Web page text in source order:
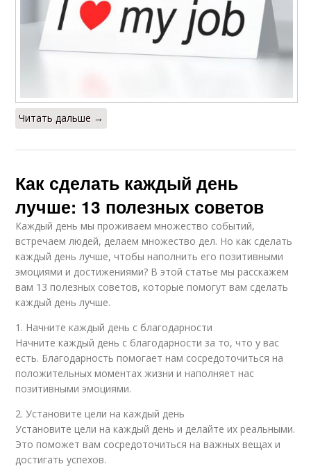
Читать дальше →
Как сделать каждый день
лучше: 13 полезных советов
Каждый день мы проживаем множество событий,
встречаем людей, делаем множество дел. Но как сделать
каждый день лучше, чтобы наполнить его позитивными
эмоциями и достижениями? В этой статье мы расскажем
вам 13 полезных советов, которые помогут вам сделать
каждый день лучше.
1. Начните каждый день с благодарности
Начните каждый день с благодарности за то, что у вас
есть. Благодарность помогает нам сосредоточиться на
положительных моментах жизни и наполняет нас
позитивными эмоциями.
2. Установите цели на каждый день
Установите цели на каждый день и делайте их реальными.
Это поможет вам сосредоточиться на важных вещах и
достигать успехов.